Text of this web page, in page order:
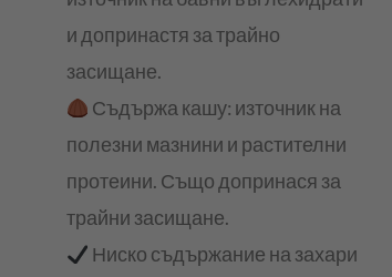
и допринастя за трайно
засищане.
Съдържа кашу: източник на
полезни мазнини и растителни
протеини. Също допринася за
трайни засищане.
Ниско съдържание на захари